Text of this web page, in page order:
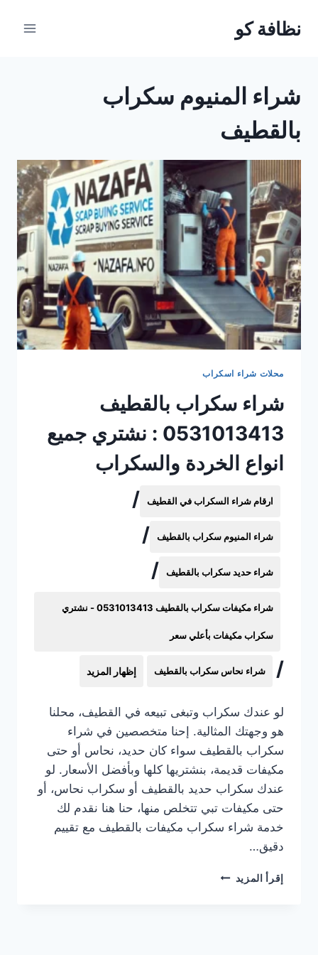
نظافة كو
شراء المنيوم سكراب
بالقطيف
محلات شراء اسكراب
شراء سكراب بالقطيف
0531013413 : نشتري جميع
انواع الخردة والسكراب
ارقام شراء السكراب في القطيف /
شراء المنيوم سكراب بالقطيف /
شراء حديد سكراب بالقطيف /
شراء مكيفات سكراب بالقطيف 0531013413 - نشتري
سكراب مكيفات بأعلي سعر
/ شراء نحاس سكراب بالقطيف إظهار المزيد
لو عندك سكراب وتبغى تبيعه في القطيف، محلنا
هو وجهتك المثالية. إحنا متخصصين في شراء
سكراب بالقطيف سواء كان حديد، نحاس أو حتى
مكيفات قديمة، بنشتريها كلها وبأفضل الأسعار. لو
عندك سكراب حديد بالقطيف أو سكراب نحاس، أو
حتى مكيفات تبي تتخلص منها، حنا هنا نقدم لك
خدمة شراء سكراب مكيفات بالقطيف مع تقييم
دقيق…
إقرأ المزيد شراء